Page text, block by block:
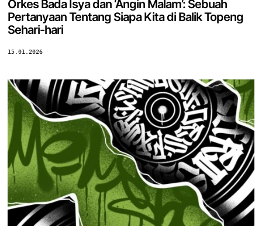
Orkes Bada Isya dan ‘Angin Malam’: Sebuah
Pertanyaan Tentang Siapa Kita di Balik Topeng
Sehari-hari
15.01.2026